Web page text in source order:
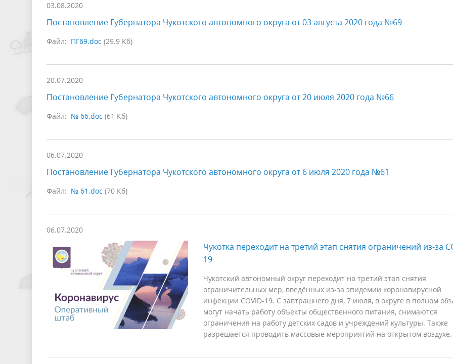
03.08.2020
Постановление Губернатора Чукотского автономного округа от 03 августа 2020 года №69
Файл: ПГ69.doc (29.9 Кб)
20.07.2020
Постановление Губернатора Чукотского автономного округа от 20 июля 2020 года №66
Файл: № 66.doc (61 Кб)
06.07.2020
Постановление Губернатора Чукотского автономного округа от 6 июля 2020 года №61
Файл: № 61.doc (70 Кб)
06.07.2020
Чукотка переходит на третий этап снятия ограничений из-за
19
Чукотский автономный округ переходит на третий этап снятия
ограничительных мер, введённых из-за эпидемии коронавирусной
инфекции COVID-19. С завтрашнего дня, 7 июля, в округе в полном
могут начать работу объекты общественного питания, снимаются
ограничения на работу детских садов и учреждений культуры. Также
разрешается проводить массовые мероприятий на открытом воздухе.